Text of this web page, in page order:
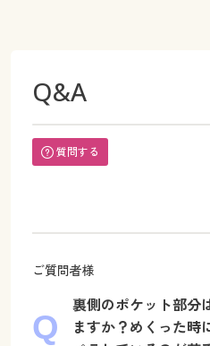
Q&A
質問する
ご質問者様
裏側のポケット部分
ますか？めくった時